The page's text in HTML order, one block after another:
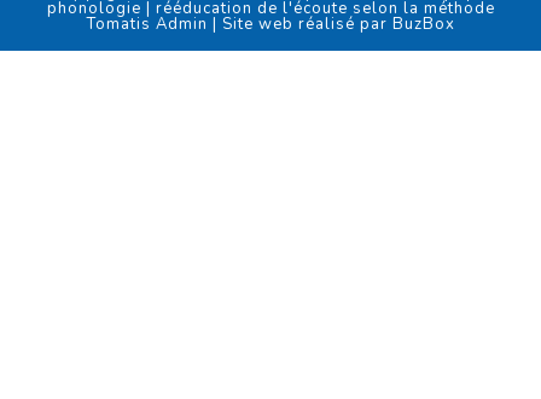
phonologie | rééducation de l'écoute selon la méthode
Tomatis Admin | Site web réalisé par BuzBox